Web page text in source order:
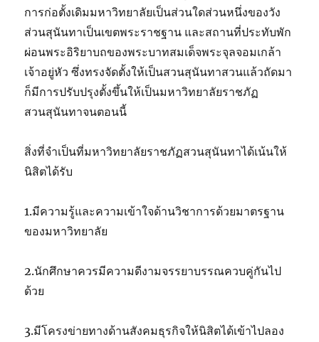
การก่อตั้งเดิมมหาวิทยาลัยเป็นส่วนใดส่วนหนึ่งของวัง
ส่วนสุนันทาเป็นเขตพระราชฐาน และสถานที่ประทับพัก
ผ่อนพระอิริยาบถของพระบาทสมเด็จพระจุลจอมเกล้า
เจ้าอยู่หัว ซึ่งทรงจัดตั้งให้เป็นสวนสุนันทาสวนแล้วถัดมา
ก็มีการปรับปรุงตั้งขึ้นให้เป็นมหาวิทยาลัยราชภัฏ
สวนสุนันทาจนตอนนี้
สิ่งที่จำเป็นที่มหาวิทยาลัยราชภัฏสวนสุนันทาได้เน้นให้
นิสิตได้รับ
1.มีความรู้และความเข้าใจด้านวิชาการด้วยมาตรฐาน
ของมหาวิทยาลัย
2.นักศึกษาควรมีความดีงามจรรยาบรรณควบคู่กันไป
ด้วย
3.มีโครงข่ายทางด้านสังคมธุรกิจให้นิสิตได้เข้าไปลอง